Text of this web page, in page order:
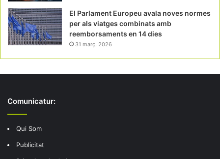
El Parlament Europeu avala noves normes
per als viatges combinats amb
reemborsaments en 14 dies
31 març, 2026
Comunicatur:
Qui Som
Publicitat